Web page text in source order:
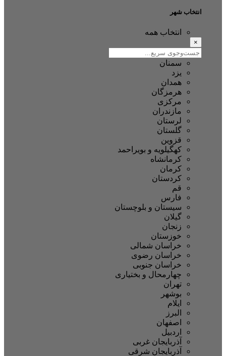
انتخاب شهر
انتخاب همه
×
سمنان
یزد
همدان
هرمزگان
مرکزی
مازندران
لرستان
گلستان
قزوین
کهگیلویه و بویراحمد
کرمانشاه
کرمان
کردستان
قم
فارس
سیستان و بلوچستان
گیلان
زنجان
خوزستان
خراسان شمالی
خراسان رضوی
خراسان جنوبی
چهارمحال و بختیاری
تهران
بوشهر
ایلام
البرز
اصفهان
اردبیل
آذربایجان غربی
آذربایجان شرقی